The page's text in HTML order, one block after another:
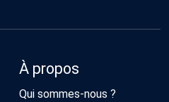
À propos
Qui sommes-nous ?